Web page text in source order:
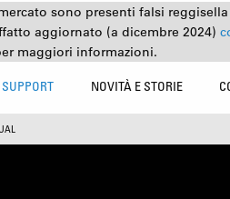
sono presenti falsi reggisella
aggiornato (a dicembre 2024)
maggiori informazioni.
SUPPORT NOVITÀ E STORIE